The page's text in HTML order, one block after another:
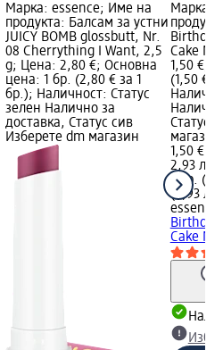
Марка: essence; Име на
продукта: Балсам за устни
JUICY BOMB glossbutt, Nr.
08 Cherrything I Want, 2,5
g; Цена: 2,80 €; Основна
цена: 1 бр. (2,80 € за 1
бр.); Наличност: Статус
зелен Налично за
доставка, Статус сив
Изберете dm магазин
Марка:
Birthday
Cake
1,50 €;
(1,50 €
Статус
магазин
1,50 €
2,93 лв.
1 бр.
(2,93
essence
Birthday
Cake